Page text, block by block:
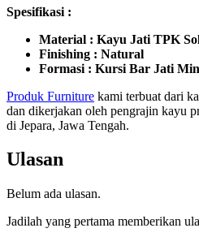
Spesifikasi :
Material : Kayu Jati TPK
Finishing : Natural
Formasi : Kursi Bar Jati
Produk Furniture kami terbuat dari
dan dikerjakan oleh pengrajin kayu
di Jepara, Jawa Tengah.
Ulasan
Belum ada ulasan.
Jadilah yang pertama memberikan